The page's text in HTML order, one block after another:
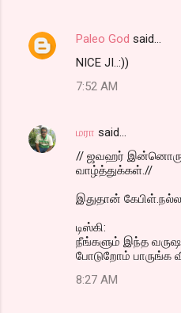
Paleo God said…
NICE JI..:))
7:52 AM
மரா said…
// ஜவஹர் இன்னொரு
வாழ்த்துக்கள்.//
இதுதான்
டிஸ்கி:
நீங்களும் இந்த
போடுறோம் பாருங்க
8:27 AM